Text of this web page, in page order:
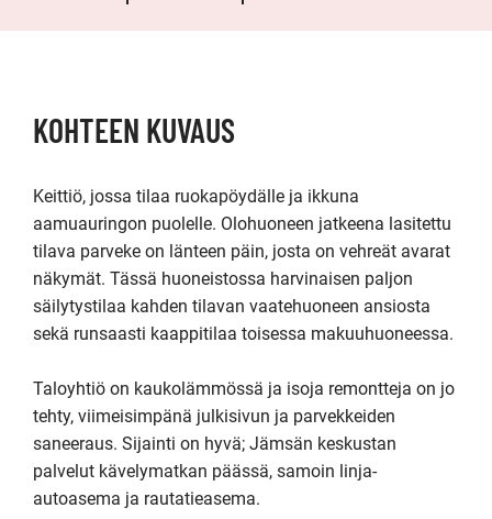
KOHTEEN KUVAUS
Keittiö, jossa tilaa ruokapöydälle ja ikkuna
aamuauringon puolelle. Olohuoneen jatkeena lasitettu
tilava parveke on länteen päin, josta on vehreät avarat
näkymät. Tässä huoneistossa harvinaisen paljon
säilytystilaa kahden tilavan vaatehuoneen ansiosta
sekä runsaasti kaappitilaa toisessa makuuhuoneessa.
Taloyhtiö on kaukolämmössä ja isoja remontteja on jo
tehty, viimeisimpänä julkisivun ja parvekkeiden
saneeraus. Sijainti on hyvä; Jämsän keskustan
palvelut kävelymatkan päässä, samoin linja-
autoasema ja rautatieasema.